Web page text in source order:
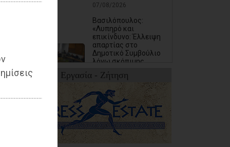
07/08/2026
Βασιλόπουλος:
«Λυπηρό και
επικίνδυνο: Έλλειψη
απαρτίας στο
Δημοτικό Συμβούλιο
λόγω σκόπιμης
αμέλειας ή
ανικανότητας της
Δημοτικής Αρχής»
07/08/2026
Καρράς για Διοίκηση
Αηδόνη: Παραμύθια
και χάντρες προς
Ιθαγενείς... (photos)
Εργασία - Ζήτηση